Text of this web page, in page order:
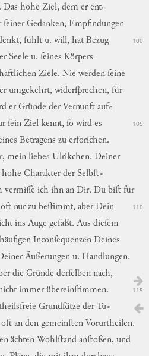
. Das hohe Ziel, dem er ent⸗
ſeiner Gedanken, Empfindungen
, fühlt u. will, hat Bezug 100
Seele u. ſeines Körpers
Ziele. Nie werden ſeine
umgekehrt, widerſprechen, für
er Gründe der Vernunft auf⸗
ſein Ziel kennt, ſo wird es 105
Betragens zu erforſchen.
, mein liebes Ulrikchen. Deiner
hohe Charakter der Selbſt⸗
vermiſſe ich ihn an Dir. Du biſt für
oft nur zu beſtimmt, aber Dein 110
ins Auge gefaßt. Aus dieſem
häufigen Inconſequenzen Deines
Äußerungen u. Handlungen.
die Gründe derſelben nach,
immer übereinſtimmen. 115
Grundſätze der Tu⸗
oft an den gemeinſten Vorurtheilen.
ächten Wohlſtand anſtoßen, und